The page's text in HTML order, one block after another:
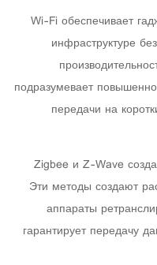
Wi-Fi обеспечивает
инфраструктуре
подразумевает
передачи на
Zigbee и Z-Wave
Эти методы создают
аппараты
гарантирует передачу